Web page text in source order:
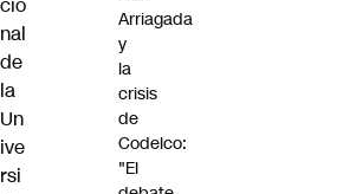
cio
nal
de
la
Un
ive
rsi
Arriagada
y
la
crisis
de
Codelco:
"El